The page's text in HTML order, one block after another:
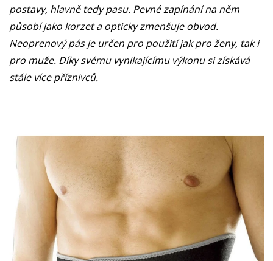
postavy, hlavně tedy pasu. Pevné zapínání na něm
působí jako korzet a opticky zmenšuje obvod.
Neoprenový pás je určen pro použití jak pro ženy, tak i
pro muže. Díky svému vynikajícímu výkonu si získává
stále více příznivců.